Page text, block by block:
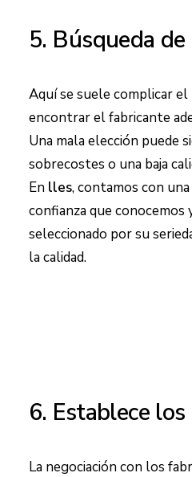
5. Búsqueda
Aquí se suele complicar el
encontrar el fabricante
Una mala elección puede
sobrecostes o una baja
En lles, contamos con
confianza que conocemos
seleccionado por su
la calidad.
6. Establece
La negociación con los